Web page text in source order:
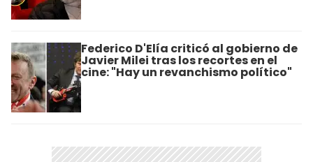
Federico D'Elía criticó al gobierno de
Javier Milei tras los recortes en el
cine: "Hay un revanchismo político"